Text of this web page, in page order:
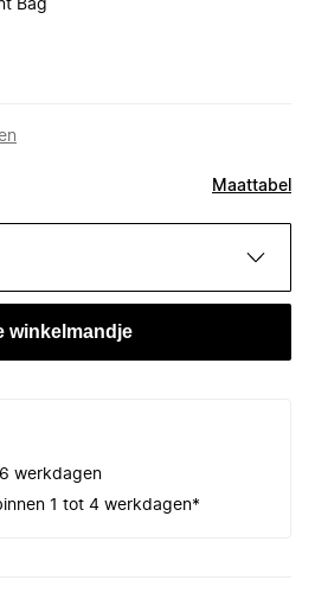
Bag
Maattabel
winkelmandje
werkdagen
1 tot 4 werkdagen*